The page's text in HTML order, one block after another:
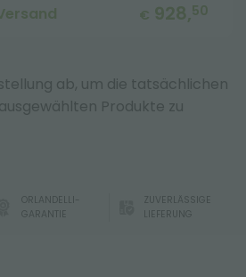
€ 928,50
ab, um die tatsächlichen
Produkte zu
ORLANDELLI-
GARANTIE
ZUVERLÄSSIGE
LIEFERUNG